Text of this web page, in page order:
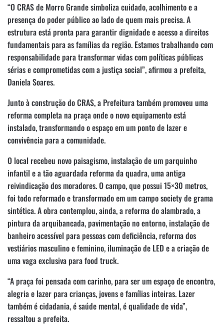
“O CRAS de Morro Grande simboliza cuidado, acolhimento e a
presença do poder público ao lado de quem mais precisa. A
estrutura está pronta para garantir dignidade e acesso a direitos
fundamentais para as famílias da região. Estamos trabalhando com
responsabilidade para transformar vidas com políticas públicas
sérias e comprometidas com a justiça social”, afirmou a prefeita,
Daniela Soares.
Junto à construção do CRAS, a Prefeitura também promoveu uma
reforma completa na praça onde o novo equipamento está
instalado, transformando o espaço em um ponto de lazer e
convivência para a comunidade.
O local recebeu novo paisagismo, instalação de um parquinho
infantil e a tão aguardada reforma da quadra, uma antiga
reivindicação dos moradores. O campo, que possui 15×30 metros,
foi todo reformado e transformado em um campo society de grama
sintética. A obra contemplou, ainda, a reforma do alambrado, a
pintura da arquibancada, pavimentação no entorno, instalação de
banheiro acessível para pessoas com deficiência, reforma dos
vestiários masculino e feminino, iluminação de LED e a criação de
uma vaga exclusiva para food truck.
“A praça foi pensada com carinho, para ser um espaço de encontro,
alegria e lazer para crianças, jovens e famílias inteiras. Lazer
também é cidadania, é saúde mental, é qualidade de vida”,
ressaltou a prefeita.